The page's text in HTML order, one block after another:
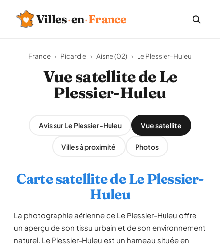
Villes·en·France
France › Picardie › Aisne (02) › Le Plessier-Huleu
Vue satellite de Le
Plessier-Huleu
Avis sur Le Plessier-Huleu Vue satellite
Villes à proximité Photos
Carte satellite de Le Plessier-
Huleu
La photographie aérienne de Le Plessier-Huleu offre
un aperçu de son tissu urbain et de son environnement
naturel. Le Plessier-Huleu est un hameau située en